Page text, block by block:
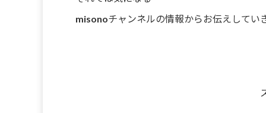
misonoチャンネルの情報からお伝えしていき